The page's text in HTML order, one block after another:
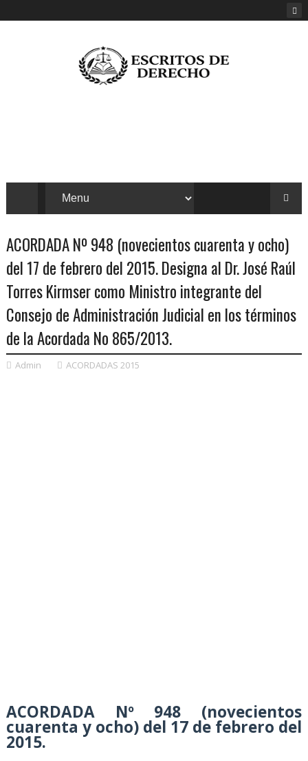
ACORDADA Nº 948 (novecientos cuarenta y ocho)
del 17 de febrero del 2015. Designa al Dr. José Raúl
Torres Kirmser como Ministro integrante del
Consejo de Administración Judicial en los términos
de la Acordada No 865/2013.
Admin ACORDADAS 2015
ACORDADA Nº 948 (novecientos
cuarenta y ocho) del 17 de febrero del
2015.